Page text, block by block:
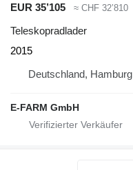
EUR 35’105
≈ CHF 32’810
Teleskopradlader
2015
Deutschland, Hamburg
E-FARM GmbH